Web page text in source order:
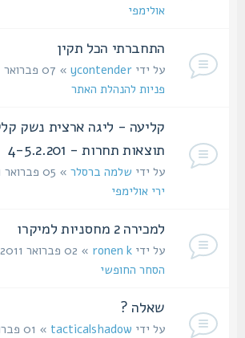
אולימפי
התחברתי הכל תקין
על ידיycontender» 07 פברואר 2011, 00:57 ב
פניות להנהלת האתר
קליעה - ליגה ארצית נשק
תוצאות תחרות - 4-5.2.201
על ידישלמה ברסלר» 05 פברואר 2011, 22:29 ב
ירי אולימפי
למכירה 2 מחסניות למיקרו
על ידיronen k» 02 פברואר 2011, 20:33 ב
הסחר החופשי
שאלה ?
על ידיtacticalshadow